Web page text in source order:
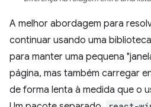
A melhor abordagem para
continuar usando uma
para manter uma pequena
página, mas também carregar
de forma lenta à medida que o